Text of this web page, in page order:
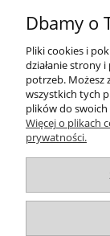
Dbamy o
Pliki cookies i
działanie strony
potrzeb. Możesz
wszystkich tych
plików do
Więcej o plikach
prywatności.